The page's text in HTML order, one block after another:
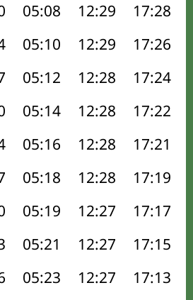
05:08 12:29 17:28
05:10 12:29 17:26
05:12 12:28 17:24
05:14 12:28 17:22
05:16 12:28 17:21
05:18 12:28 17:19
05:19 12:27 17:17
05:21 12:27 17:15
05:23 12:27 17:13